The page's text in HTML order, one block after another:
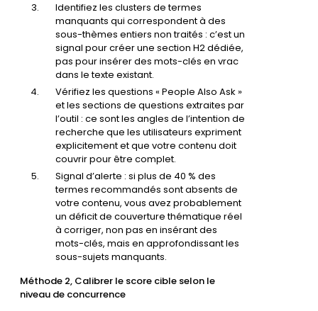
Identifiez les clusters de termes
manquants qui correspondent à des
sous-thèmes entiers non traités : c’est un
signal pour créer une section H2 dédiée,
pas pour insérer des mots-clés en vrac
dans le texte existant.
Vérifiez les questions « People Also Ask »
et les sections de questions extraites par
l’outil : ce sont les angles de l’intention de
recherche que les utilisateurs expriment
explicitement et que votre contenu doit
couvrir pour être complet.
Signal d’alerte : si plus de 40 % des
termes recommandés sont absents de
votre contenu, vous avez probablement
un déficit de couverture thématique réel
à corriger, non pas en insérant des
mots-clés, mais en approfondissant les
sous-sujets manquants.
Méthode 2, Calibrer le score cible selon le
niveau de concurrence